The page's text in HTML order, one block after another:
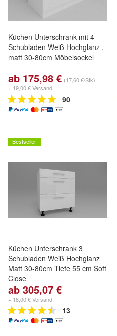
Küchen Unterschrank mit 4
Schubladen Weiß Hochglanz ,
matt 30-80cm Möbelsockel
ab 175,98 € (17,60 €/Stk)
+ 19,00 € Versand
90
Bestseller
Küchen Unterschrank 3
Schubladen Weiß Hochglanz
Matt 30-80cm Tiefe 55 cm Soft
Close
ab 305,07 €
+ 18,00 € Versand
13